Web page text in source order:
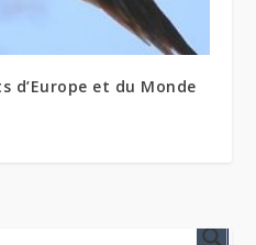
d’Europe et du Monde